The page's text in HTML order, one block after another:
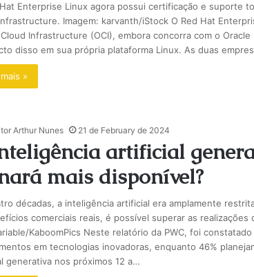
Enterprise Linux agora possui certificação e suporte
Imagem: karvanth/iStock O Red Hat
Infrastructure (OCI), embora concorra com o
disso em sua própria plataforma Linux. As duas
»
Arthur Nunes 21 de February de 2024
artificial
mais disponível?
décadas, a inteligência artificial era amplamente
comerciais reais, é possível superar as
KaboomPics Neste relatório da PWC, foi
em tecnologias inovadoras, enquanto 46%
generativa nos próximos 12 a…